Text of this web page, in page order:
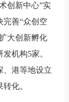
创新中心”实
完善“众创空
大创新孵化
机构5家。
、港等地设立
化。